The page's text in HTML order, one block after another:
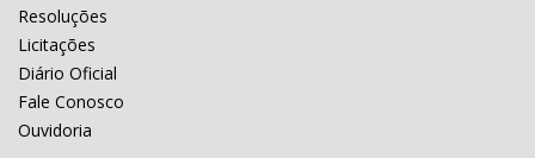
Resoluções
Licitações
Diário Oficial
Fale Conosco
Ouvidoria